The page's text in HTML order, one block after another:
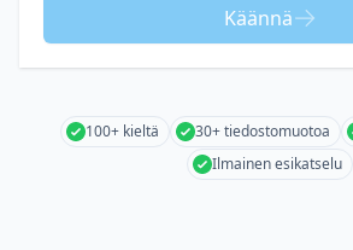
Käännä
100+ kieltä 30+ tiedostomuotoa
Ilmainen esikatselu